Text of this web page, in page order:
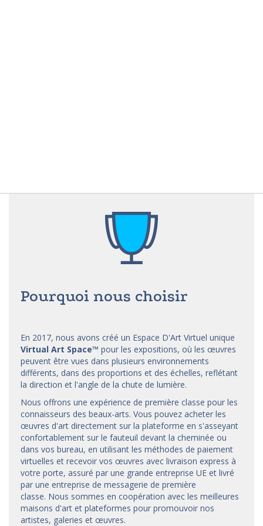
Pourquoi nous choisir
En 2017, nous avons créé un Espace D'Art Virtuel unique
Virtual Art Space™ pour les expositions, où les œuvres
peuvent être vues dans plusieurs environnements
différents, dans des proportions et des échelles, reflétant
la direction et l'angle de la chute de lumière.
Nous offrons une expérience de première classe pour les
connaisseurs des beaux-arts. Vous pouvez acheter les
œuvres d'art directement sur la plateforme en s'asseyant
confortablement sur le fauteuil devant la cheminée ou
dans vos bureau, en utilisant les méthodes de paiement
virtuelles et recevoir vos œuvres avec livraison express à
votre porte, assuré par une grande entreprise UE et livré
par une entreprise de messagerie de première
classe. Nous sommes en coopération avec les meilleures
maisons d'art et plateformes pour promouvoir nos
artistes, galeries et œuvres.